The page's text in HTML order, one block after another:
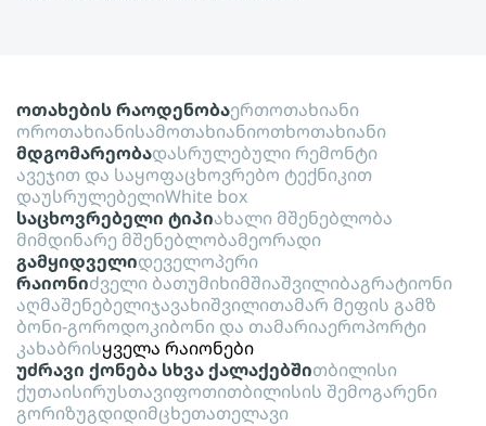
ოთახების რაოდენობაერთოთახიანი
ოროთახიანისამოთახიანიოთხოთახიანი
მდგომარეობადასრულებული რემონტი
ავეჯით და საყოფაცხოვრებო ტექნიკით
დაუსრულებელიWhite box
საცხოვრებელი ტიპიახალი მშენებლობა
მიმდინარე მშენებლობამეორადი
გამყიდველიდეველოპერი
რაიონიძველი ბათუმიხიმშიაშვილიბაგრატიონი
აღმაშენებელიჯავახიშვილითამარ მეფის გამზ
ბონი-გოროდოკიბონი და თამარიაეროპორტი
კახაბრისყველა რაიონები
უძრავი ქონება სხვა ქალაქებშითბილისი
ქუთაისირუსთავიფოთითბილისის შემოგარენი
გორიზუგდიდიმცხეთათელავი